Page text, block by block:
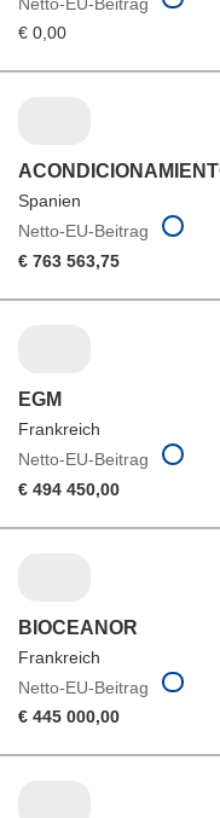
€ 0,00
Spanien
Netto-EU-Beitrag
€ 763 563,75
EGM
Frankreich
Netto-EU-Beitrag
€ 494 450,00
BIOCEANOR
Frankreich
Netto-EU-Beitrag
€ 445 000,00